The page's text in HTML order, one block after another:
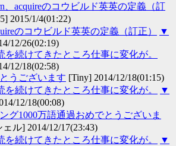
、acquireのコウビルド英英の定義（訂
2015/1/4(01:22)
のコウビルド英英の定義（訂正）
▼
12/26(02:19)
を続けてきたところ仕事に変化が。
12/18(02:58)
うございます [Tiny] 2014/12/18(01:15)
を続けてきたところ仕事に変化が。
▼
12/18(00:08)
グ1000万語通過おめでとうございま
ル] 2014/12/17(23:43)
を続けてきたところ仕事に変化が。 ▼